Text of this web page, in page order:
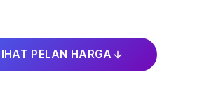
PELAN HARGA